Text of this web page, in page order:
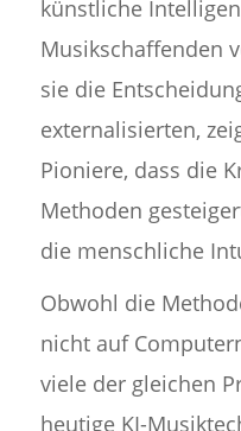
künstliche
Musikschaffenden
sie die
externalisierten,
Pioniere, dass die
Methoden
die menschliche
Obwohl die
nicht auf
viele der gleichen
heutige KI-